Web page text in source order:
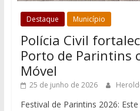
Destaque Município
Polícia Civil
Porto de Parintins
Móvel
25 de junho de 2026
Festival de Parintins 2026: